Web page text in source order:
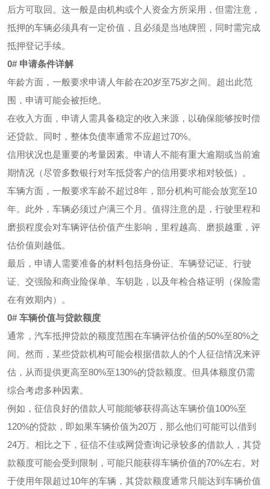
后方可取回。这一般是由机构或个人资金方所采用，但需注意，
抵押的车辆必须具有一定价值，且必须是当地牌照，同时需完成
抵押登记手续。
0# 申请条件详解
年龄方面，一般要求申请人年龄在20岁至75岁之间。超出此范
围，申请可能会被拒绝。
在收入方面，申请人需具备稳定的收入来源，以确保能够按时偿
还贷款。同时，整体负债率通常不应超过70%。
信用状况也是重要的考量因素。申请人不能有重大逾期或当前逾
期情况（尽管多数银行对车抵贷客户的信用要求相对较低）。
车辆方面，一般要求车龄不超过8年，部分机构可能会放宽至10
年。此外，车辆必须过户满三个月。值得注意的是，行驶里程和
磨损程度会对车辆评估价值产生影响，里程越高、磨损越重，评
估价值则越低。
最后，申请人需要准备的材料包括身份证、车辆登记证、行驶
证、交强险和商业险保单、车钥匙，以及年检合格证明（保险需
在有效期内）。
0# 车辆价值与贷款额度
通常，汽车抵押贷款的额度范围在车辆评估价值的50%至80%之
间。然而，某些贷款机构可能会根据借款人的个人征信情况来评
估，从而提供更高至80%至130%的贷款额度。但具体额度仍需
综合考虑多种因素。
例如，征信良好的借款人可能能够获得高达车辆价值100%至
120%的贷款，即如果车辆价值为20万，那么他们可能可以借到
24万。相比之下，征信不佳或网贷查询记录较多的借款人，其贷
款额度可能会受到限制，可能只能获得车辆价值的70%左右。对
于使用年限超过10年的车辆，其贷款额度通常只能达到车辆价值